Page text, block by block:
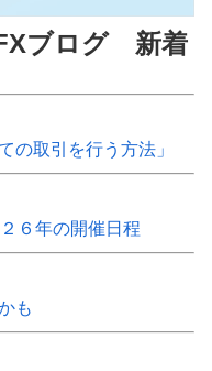
ブログ 新着
の取引を行う方法」
６年の開催日程
も